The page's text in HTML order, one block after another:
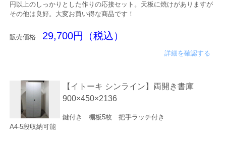
円以上のしっかりとした作りの応接セット。天板に焼けがありますが
その他は良好。大変お買い得な商品です！
販売価格 29,700円（税込）
詳細を確認する
【イトーキ シンライン】両開き書庫
900×450×2136
鍵付き 棚板5枚 把手ラッチ付き
A4-5段収納可能